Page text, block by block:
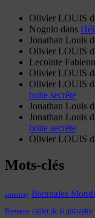
Olivier LOUIS
Nognio dans
Jonathan Louis
Olivier LOUIS
Lecointe
Olivier LOUIS
Olivier LOUIS
boite secrète
Jonathan Louis
Jonathan Louis
boite secrète
Olivier LOUIS
Mots-clés
annonay Biennales
Bretagne cahier de la quinzaine